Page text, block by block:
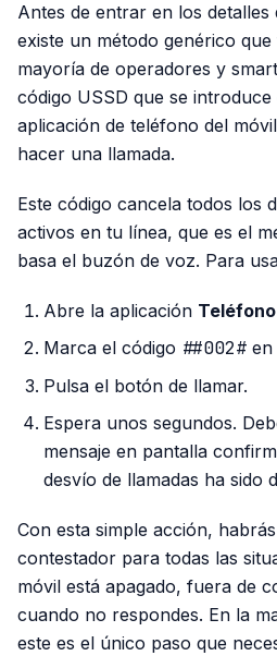
Antes de entrar en los detalles
existe un método genérico
mayoría de operadores y
código USSD que se
aplicación de teléfono del
hacer una llamada.
Este código cancela todos los
activos en tu línea, que es el
basa el buzón de voz. Para
Abre la aplicación Teléfono
Marca el código ##002# en
Pulsa el botón de llamar.
Espera unos segundos.
mensaje en pantalla
desvío de llamadas ha sido
Con esta simple acción,
contestador para todas las
móvil está apagado, fuera de
cuando no respondes. En la
este es el único paso que